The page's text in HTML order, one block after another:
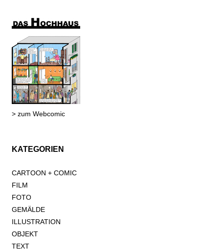
> zum Webcomic
KATEGORIEN
CARTOON + COMIC
FILM
FOTO
GEMÄLDE
ILLUSTRATION
OBJEKT
TEXT